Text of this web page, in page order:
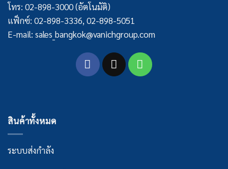
โทร: 02-898-3000 (อัตโนมัติ)
แฟ็กซ์: 02-898-3336, 02-898-5051
E-mail: sales_bangkok@vanichgroup.com
สินค้าทั้งหมด
ระบบส่งกำลัง